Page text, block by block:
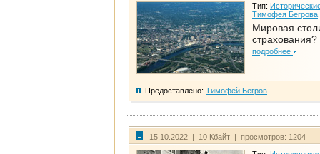
Тип:
Тимофея Бегрова
Мировая
страхования?
подробнее
Предоставлено: Тимофей Бегров
15.10.2022 | 10 Кбайт | просмотров: 1204